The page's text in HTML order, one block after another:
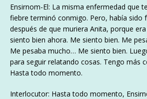
Ensirnom-El: La misma enfermedad que
fiebre terminó conmigo. Pero, había sido
después de que muriera Anita, porque
siento bien ahora. Me siento bien. Me
Me pesaba mucho… Me siento bien.
para seguir relatando cosas. Tengo más
Hasta todo momento.
Interlocutor: Hasta todo momento,